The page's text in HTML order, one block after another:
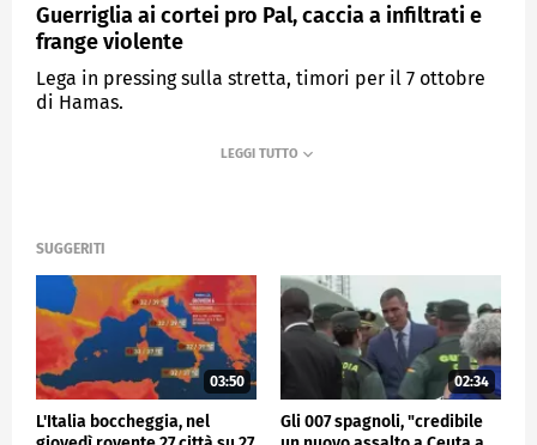
Guerriglia ai cortei pro Pal, caccia a infiltrati e
frange violente
Lega in pressing sulla stretta, timori per il 7 ottobre
di Hamas.
SUGGERITI
03:50
L'Italia boccheggia, nel
02:34
Gli 007 spagnoli, "credibile